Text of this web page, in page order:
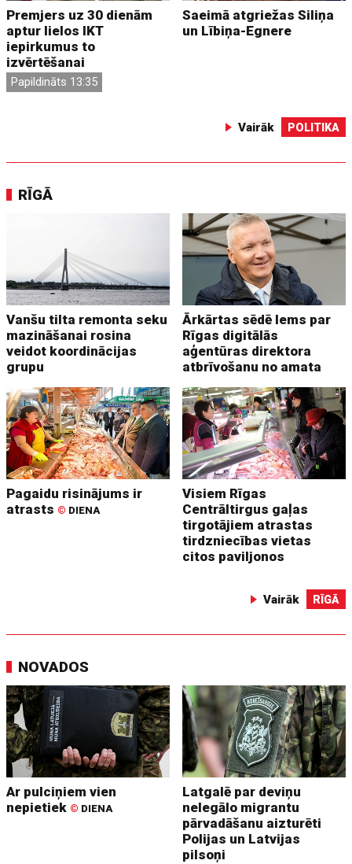
Premjers uz 30 dienām
aptur lielos IKT
iepirkumus to
izvērtēšanai
Papildināts 13:35
Saeimā atgriežas Siliņa
un Lībiņa-Egnere
Vairāk POLITIKA
RĪGĀ
Vanšu tilta remonta seku
mazināšanai rosina
veidot koordinācijas
grupu
Ārkārtas sēdē lems par
Rīgas digitālās
aģentūras direktora
atbrīvošanu no amata
Pagaidu risinājums ir
atrasts © DIENA
Visiem Rīgas
Centrāltirgus gaļas
tirgotājiem atrastas
tirdzniecības vietas
citos paviljonos
Vairāk RĪGĀ
NOVADOS
Ar pulciņiem vien
nepietiek © DIENA
Latgalē par deviņu
nelegālo migrantu
pārvadāšanu aizturēti
Polijas un Latvijas
pilsoņi